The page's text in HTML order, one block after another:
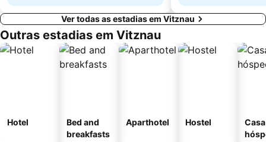
Ver todas as estadias em Vitznau
Outras estadias em Vitznau
Hotel
Bed and
breakfasts
Aparthotel Hostel